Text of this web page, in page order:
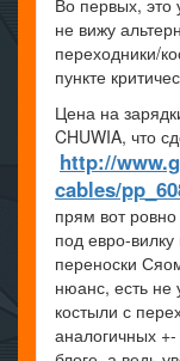
не вижу
переходники/
пункте
Цена на
CHUWIA, что
http://
cables/
прям вот
под евро-
переноски
нюанс, есть не
костыли с
аналогичных